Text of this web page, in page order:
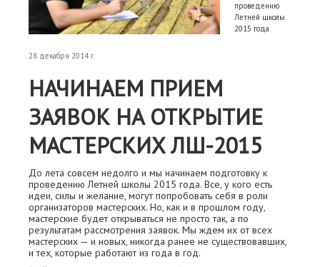
проведению
Летней школы
2015 года.
28 декабря 2014 г.
НАЧИНАЕМ ПРИЕМ
ЗАЯВОК НА ОТКРЫТИЕ
МАСТЕРСКИХ ЛШ-2015
До лета совсем недолго и мы начинаем подготовку к
проведению Летней школы 2015 года. Все, у кого есть
идеи, силы и желание, могут попробовать себя в роли
организаторов мастерских. Но, как и в прошлом году,
мастерские будет открываться не просто так, а по
результатам рассмотрения заявок. Мы ждем их от всех
мастерских — и новых, никогда ранее не существовавших,
и тех, которые работают из года в год.